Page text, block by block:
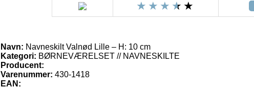
Navn: Navneskilt Valnød Lille – H: 10 cm
Kategori: BØRNEVÆRELSET // NAVNESKILTE
Producent:
Varenummer: 430-1418
EAN: